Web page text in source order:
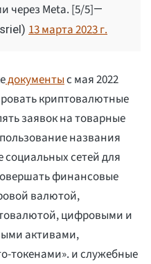
через Meta. [5/5]—
13 марта 2023 г.
документыс мая 2022
криптовалютные
заявок на товарные
названия
сетей для
финансовые
валютой,
цифровыми и
активами,
токенами». и служебные